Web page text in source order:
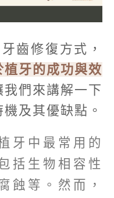
齒修復方式，
牙的成功與效
我們來講解一下
及其優缺點。
牙中最常用的
括生物相容性
蝕等。然而，